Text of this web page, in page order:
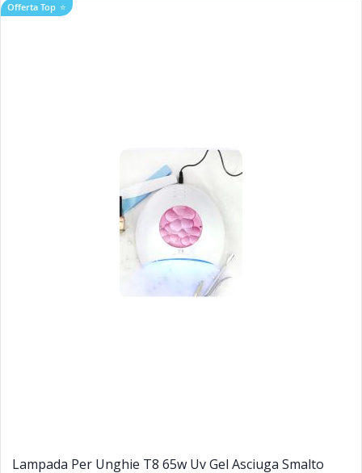
Offerta Top ⭐
Lampada Per Unghie T8 65w Uv Gel Asciuga Smalto